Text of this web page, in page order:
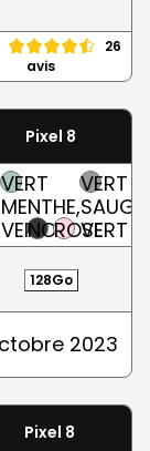
26
avis
Pixel 8
VERT
MENTHE,
VERTNOIRROSE
VERT
SAUGE,
VERT
128Go
2023
Pixel 8